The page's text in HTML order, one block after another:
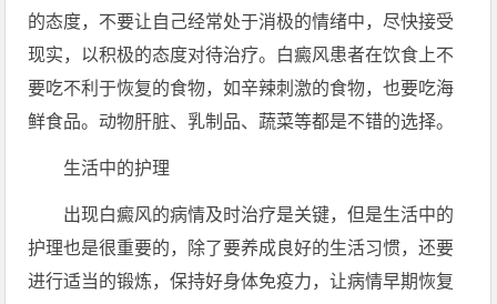
的态度，不要让自己经常处于消极的情绪中，尽快接受
现实，以积极的态度对待治疗。白癜风患者在饮食上不
要吃不利于恢复的食物，如辛辣刺激的食物，也要吃海
鲜食品。动物肝脏、乳制品、蔬菜等都是不错的选择。
生活中的护理
出现白癜风的病情及时治疗是关键，但是生活中的
护理也是很重要的，除了要养成良好的生活习惯，还要
进行适当的锻炼，保持好身体免疫力，让病情早期恢复